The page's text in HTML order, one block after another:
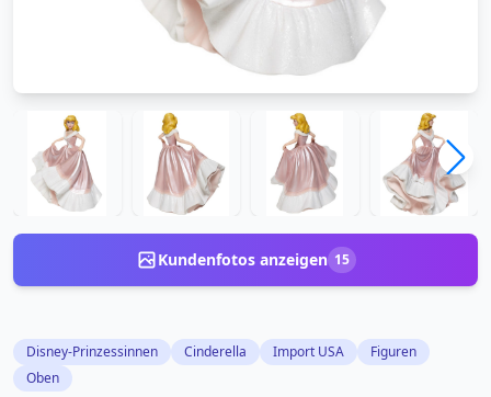
Kundenfotos anzeigen 15
Disney-Prinzessinnen Cinderella Import USA
Figuren
Oben